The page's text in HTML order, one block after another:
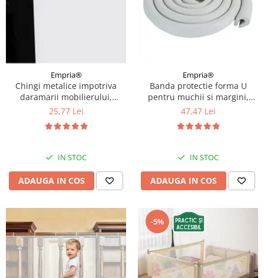
Empria®
Chingi metalice impotriva
daramarii mobilierului,
sisteme de prindere in
Empria
25,77 Lei
IN STOC
ADAUGA IN COS
Empria®
Banda protectie forma U
pentru muchii si margini,
3.5x0.7x200 cm, Gri
47,47 Lei
IN STOC
ADAUGA IN COS
-5%